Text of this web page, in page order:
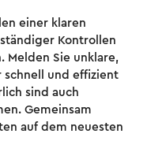
einer klaren
Kontrollen
Melden Sie unklare,
und effizient
sind auch
Gemeinsam
auf dem neuesten